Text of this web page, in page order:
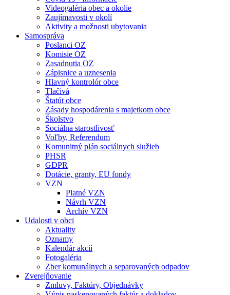
Videogaléria obec a okolie
Zaujímavosti v okolí
Aktivity a možnosti ubytovania
Samospráva
Poslanci OZ
Komisie OZ
Zasadnutia OZ
Zápisnice a uznesenia
Hlavný kontrolór obce
Tlačivá
Štatút obce
Zásady hospodárenia s majetkom obce
Školstvo
Sociálna starostlivosť
Voľby, Referendum
Komunitný plán sociálnych služieb
PHSR
GDPR
Dotácie, granty, EU fondy
VZN
Platné VZN
Návrh VZN
Archív VZN
Udalosti v obci
Aktuality
Oznamy
Kalendár akcií
Fotogaléria
Zber komunálnych a separovaných odpadov
Zverejňovanie
Zmluvy, Faktúry, Objednávky